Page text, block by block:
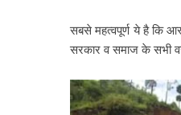
सबसे महत्वपूर्ण ये है कि
सरकार व समाज के सभी